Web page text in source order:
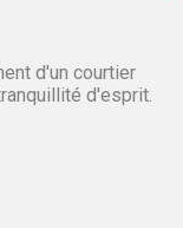
d'un courtier
d'esprit.